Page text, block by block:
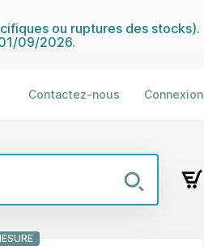
ou ruptures des stocks).
09/2026.
Contactez-nous Connexion